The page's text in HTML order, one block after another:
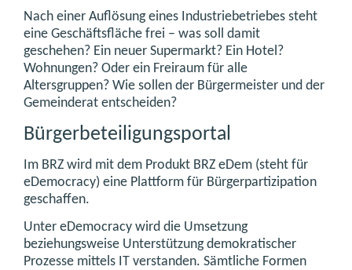
Nach einer Auflösung eines Industriebetriebes steht
eine Geschäftsfläche frei – was soll damit
geschehen? Ein neuer Supermarkt? Ein Hotel?
Wohnungen? Oder ein Freiraum für alle
Altersgruppen? Wie sollen der Bürgermeister und der
Gemeinderat entscheiden?
Bürgerbeteiligungsportal
Im BRZ wird mit dem Produkt BRZ eDem (steht für
eDemocracy) eine Plattform für Bürgerpartizipation
geschaffen.
Unter eDemocracy wird die Umsetzung
beziehungsweise Unterstützung demokratischer
Prozesse mittels IT verstanden. Sämtliche Formen